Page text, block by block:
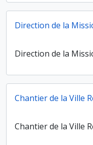
Direction de la
Direction de la
Chantier de la Ville
Chantier de la Ville